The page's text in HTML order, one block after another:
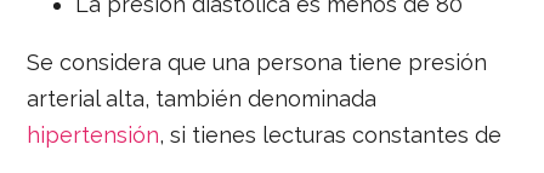
Se considera que una persona tiene presión
arterial alta, también denominada
hipertensión, si tienes lecturas constantes de